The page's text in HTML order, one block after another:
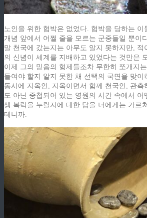
노인을 위한 협박은 없었다. 협박을 당하는 이
개념 앞에서 어쩔 줄을 모르는 군중들일 뿐이
말 천국에 갔는지는 아무도 알지 못하지만, 적
의 신념이 세계를 지배하고 있었다는 것만은
이제 그의 믿음의 형제들조차 무한히 쪼개지
들여야 할지 알지 못한 채 선택의 국면을 맞이
동시에 지옥인, 지옥이면서 함께 천국인, 관측
도 아닌 중첩되어 있는 영원의 시간 속에서 어
생 복락을 누릴지에 대한 답을 너에게는 가르
테니까.